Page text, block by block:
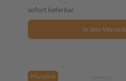
sofort lieferbar
In den
Pflanzlich